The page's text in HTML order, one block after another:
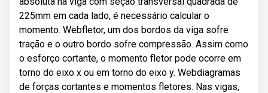
225mm em cada lado, é necessário calcular o
momento. Webfletor, um dos bordos da viga sofre
tração e o outro bordo sofre compressão. Assim como
o esforço cortante, o momento fletor pode ocorre em
torno do eixo x ou em torno do eixo y. Webdiagramas
de forças cortantes e momentos fletores. Nas vigas,